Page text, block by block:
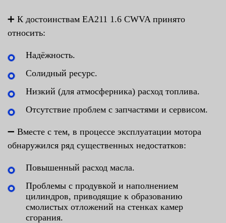
➕ К достоинствам EA211 1.6 CWVA принято
относить:
Надёжность.
Солидный ресурс.
Низкий (для атмосферника) расход топлива.
Отсутствие проблем с запчастями и сервисом.
➖ Вместе с тем, в процессе эксплуатации мотора
обнаружился ряд существенных недостатков:
Повышенный расход масла.
Проблемы с продувкой и наполнением
цилиндров, приводящие к образованию
смолистых отложений на стенках камер
сгорания.